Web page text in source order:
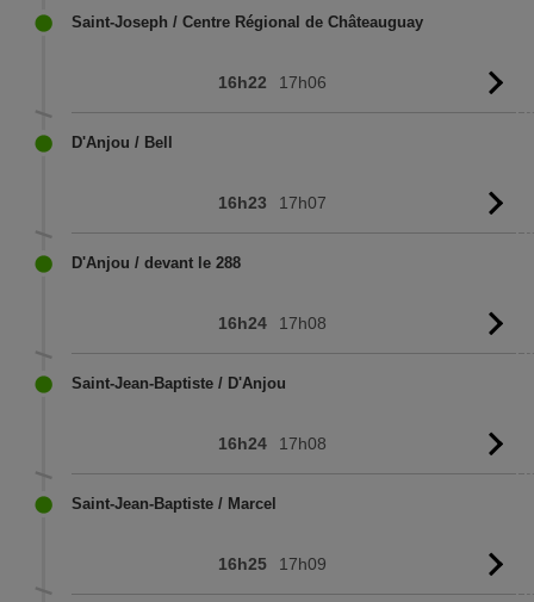
Saint-Joseph / Centre Régional de Châteauguay
16h22 17h06
D'Anjou / Bell
16h23 17h07
D'Anjou / devant le 288
16h24 17h08
Saint-Jean-Baptiste / D'Anjou
16h24 17h08
Saint-Jean-Baptiste / Marcel
16h25 17h09